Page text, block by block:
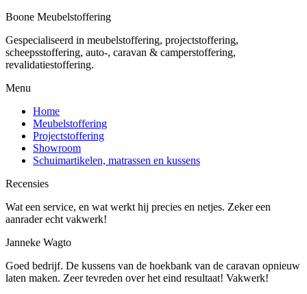
Boone Meubelstoffering
Gespecialiseerd in meubelstoffering, projectstoffering,
scheepsstoffering, auto-, caravan & camperstoffering,
revalidatiestoffering.
Menu
Home
Meubelstoffering
Projectstoffering
Showroom
Schuimartikelen, matrassen en kussens
Recensies
Wat een service, en wat werkt hij precies en netjes. Zeker een
aanrader echt vakwerk!
Janneke Wagto
Goed bedrijf. De kussens van de hoekbank van de caravan opnieuw
laten maken. Zeer tevreden over het eind resultaat! Vakwerk!